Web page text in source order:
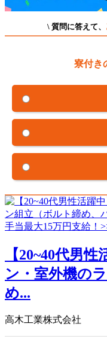
\ 質問に答えて、
寮付き
【20~40代男
ン・室外機の
め...
高木工業株式会社